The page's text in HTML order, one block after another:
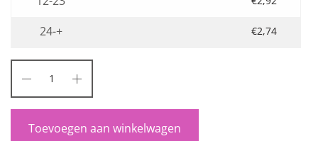
24-+ €2,74
Toevoegen aan winkelwagen